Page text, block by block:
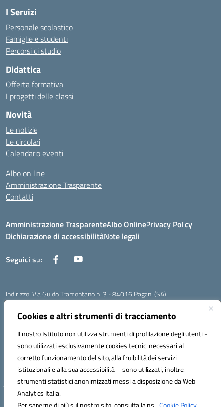
Cookies e altri strumenti di tracciamento
Il nostro Istituto non utilizza strumenti di profilazione degli utenti -
sono utilizzati esclusivamente cookies tecnici necessari al
corretto funzionamento del sito, alla fruibilità dei servizi
istituzionali e alla sua accessibilità – sono utilizzati, inoltre,
strumenti statistici anonimizzati messi a disposizione da Web
Analytics Italia.
Per saperne di più sul nostro sito, consulta la ns. Cookie Policy.
I Servizi
Personale scolastico
Famiglie e studenti
Percorsi di studio
Didattica
Offerta formativa
I progetti delle classi
Novità
Le notizie
Le circolari
Calendario eventi
Albo on line
Amministrazione Trasparente
Contatti
Amministrazione TrasparenteAlbo OnlinePrivacy Policy
Dichiarazione di accessibilitàNote legali
Seguici su:
Indirizzo:Via Guido Tramontano n. 3 - 84016 Pagani (SA)
Centralino:
Posta elettronica certificata (PEC):saps08000t@pec.istruzione.it
Codice fiscale: 80022400651
Codice meccanografico:SAPS08000T
Codice Indice delle Pubbliche Amministrazioni (IPA): istsc_saps08000t
Codice unico di fatturazione (CUF): UFC29W
Hosting & Powered by 3D Solution S.r.l.